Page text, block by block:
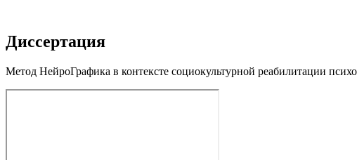
Диссертация
Метод НейроГрафика в контексте социокультурной реабилитации